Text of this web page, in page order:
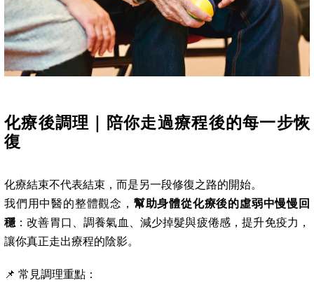
化療後調理｜陪你走過療程後的每一步恢
復
化療結束不代表結束，而是另一段修復之路的開始。
我們用中醫的整體觀念， 幫助身體從化療後的虛弱中慢慢回
穩 ：改善胃口、調養氣血、減少掉髮與疲倦感，提升免疫力，
讓你真正走出療程的陰影。
📌 常見調理重點：